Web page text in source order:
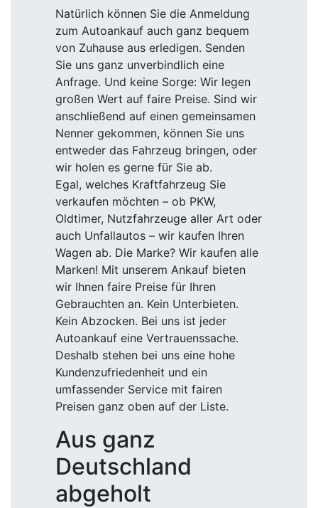
Natürlich können Sie die Anmeldung
zum Autoankauf auch ganz bequem
von Zuhause aus erledigen. Senden
Sie uns ganz unverbindlich eine
Anfrage. Und keine Sorge: Wir legen
großen Wert auf faire Preise. Sind wir
anschließend auf einen gemeinsamen
Nenner gekommen, können Sie uns
entweder das Fahrzeug bringen, oder
wir holen es gerne für Sie ab.
Egal, welches Kraftfahrzeug Sie
verkaufen möchten – ob PKW,
Oldtimer, Nutzfahrzeuge aller Art oder
auch Unfallautos – wir kaufen Ihren
Wagen ab. Die Marke? Wir kaufen alle
Marken! Mit unserem Ankauf bieten
wir Ihnen faire Preise für Ihren
Gebrauchten an. Kein Unterbieten.
Kein Abzocken. Bei uns ist jeder
Autoankauf eine Vertrauenssache.
Deshalb stehen bei uns eine hohe
Kundenzufriedenheit und ein
umfassender Service mit fairen
Preisen ganz oben auf der Liste.
Aus ganz
Deutschland
abgeholt